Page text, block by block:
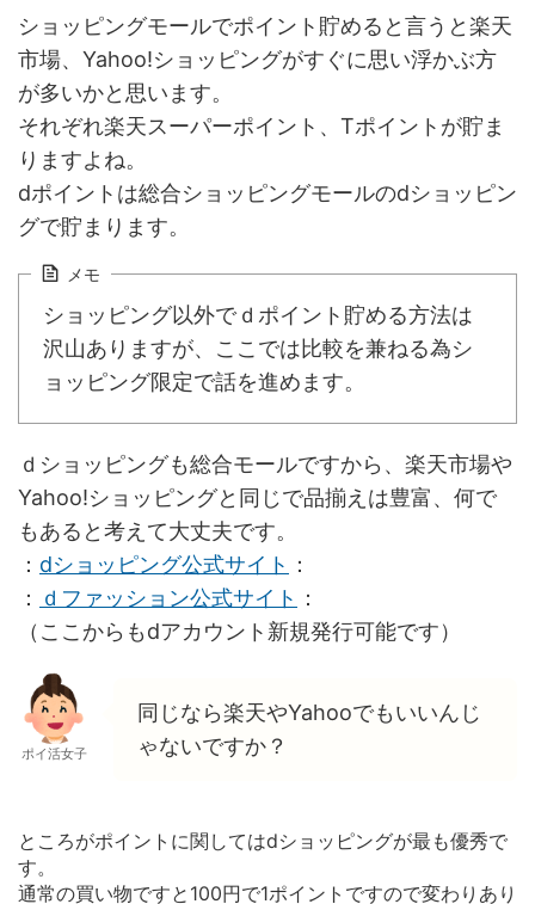
ショッピングモールでポイント貯めると言うと楽天
市場、Yahoo!ショッピングがすぐに思い浮かぶ方
が多いかと思います。
それぞれ楽天スーパーポイント、Tポイントが貯ま
りますよね。
dポイントは総合ショッピングモールのdショッピン
グで貯まります。
メモ
ショッピング以外でｄポイント貯める方法は
沢山ありますが、ここでは比較を兼ねる為シ
ョッピング限定で話を進めます。
ｄショッピングも総合モールですから、楽天市場や
Yahoo!ショッピングと同じで品揃えは豊富、何で
もあると考えて大丈夫です。
： dショッピング公式サイト ：
：
ｄファッション公式サイト ：
（ここからもdアカウント新規発行可能です）
ポイ活女子
同じなら楽天やYahooでもいいんじ
ゃないですか？
ところがポイントに関してはdショッピングが最も優秀で
す。
通常の買い物ですと100円で1ポイントですので変わりあり